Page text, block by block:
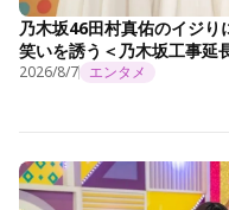
乃木坂46田村真佑のイジり
笑いを誘う＜乃木坂工事延
2026/8/7 エンタメ